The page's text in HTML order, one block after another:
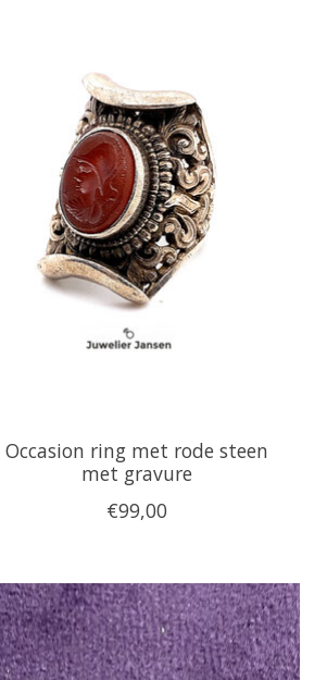
Occasion ring met rode steen
met gravure
€99,00